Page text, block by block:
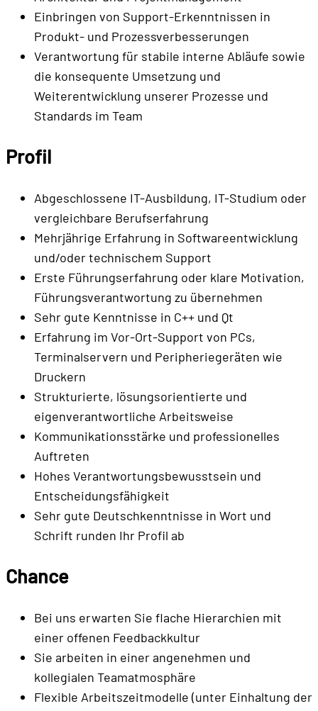
Einbringen von Support-Erkenntnissen in
Produkt- und Prozessverbesserungen
Verantwortung für stabile interne Abläufe sowie
die konsequente Umsetzung und
Weiterentwicklung unserer Prozesse und
Standards im Team
Profil
Abgeschlossene IT-Ausbildung, IT-Studium oder
vergleichbare Berufserfahrung
Mehrjährige Erfahrung in Softwareentwicklung
und/oder technischem Support
Erste Führungserfahrung oder klare Motivation,
Führungsverantwortung zu übernehmen
Sehr gute Kenntnisse in C++ und Qt
Erfahrung im Vor-Ort-Support von PCs,
Terminalservern und Peripheriegeräten wie
Druckern
Strukturierte, lösungsorientierte und
eigenverantwortliche Arbeitsweise
Kommunikationsstärke und professionelles
Auftreten
Hohes Verantwortungsbewusstsein und
Entscheidungsfähigkeit
Sehr gute Deutschkenntnisse in Wort und
Schrift runden Ihr Profil ab
Chance
Bei uns erwarten Sie flache Hierarchien mit
einer offenen Feedbackkultur
Sie arbeiten in einer angenehmen und
kollegialen Teamatmosphäre
Flexible Arbeitszeitmodelle (unter Einhaltung der